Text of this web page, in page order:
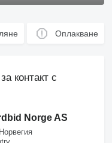
Оплакване
контакт с
Norge AS
Норвегия